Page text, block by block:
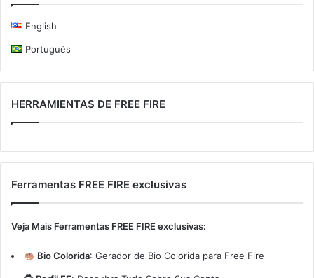
English
Português
HERRAMIENTAS DE FREE FIRE
Ferramentas FREE FIRE exclusivas
Veja Mais Ferramentas FREE FIRE exclusivas:
Bio Colorida: Gerador de Bio Colorida para Free Fire